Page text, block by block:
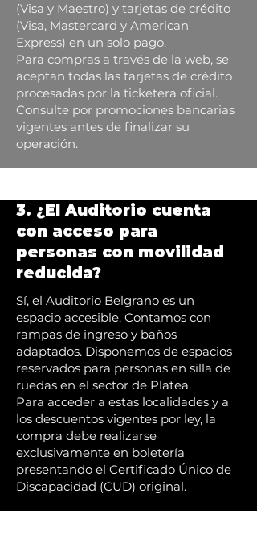
(Visa y Maestro) y tarjetas de crédito
(Visa, Mastercard y American
Express) en un solo pago.
Para compras a través de la web, se
aceptan todas las tarjetas de crédito
procesadas por la ticketera oficial.
Consulte por promociones bancarias
vigentes antes de finalizar su
operación.
3. ¿El Auditorio cuenta
con acceso para
personas con movilidad
reducida?
Sí, el Auditorio Belgrano es un
espacio accesible. Contamos con
rampas de ingreso y baños
adaptados. Disponemos de espacios
reservados para personas en silla de
ruedas en el sector de Platea.
Para acceder a estas localidades y a
los descuentos vigentes por ley, la
compra debe realizarse
exclusivamente en boletería
presentando el Certificado Único de
Discapacidad (CUD) original.